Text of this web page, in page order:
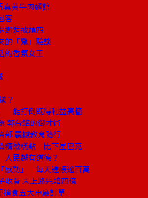
真黃牛肉麵館
客
邂逅披頭四
的「驚」驗談
的香氛女王
？
能打倒既得利益高牆
郭台銘的御才術
部 震撼教育隨行
精緻糕點 比下星巴克
民越有道德？
感動」 每天進帳逾百萬
收費 未上路先賠四億
搶食五大車廠訂單